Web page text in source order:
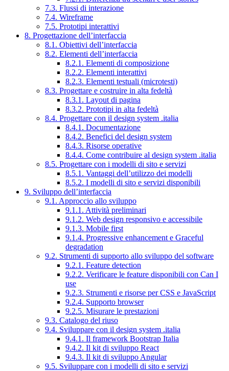
7.3. Flussi di interazione
7.4. Wireframe
7.5. Prototipi interattivi
8. Progettazione dell’interfaccia
8.1. Obiettivi dell’interfaccia
8.2. Elementi dell’interfaccia
8.2.1. Elementi di composizione
8.2.2. Elementi interattivi
8.2.3. Elementi testuali (microtesti)
8.3. Progettare e costruire in alta fedeltà
8.3.1. Layout di pagina
8.3.2. Prototipi in alta fedeltà
8.4. Progettare con il design system .italia
8.4.1. Documentazione
8.4.2. Benefici del design system
8.4.3. Risorse operative
8.4.4. Come contribuire al design system .italia
8.5. Progettare con i modelli di sito e servizi
8.5.1. Vantaggi dell’utilizzo dei modelli
8.5.2. I modelli di sito e servizi disponibili
9. Sviluppo dell’interfaccia
9.1. Approccio allo sviluppo
9.1.1. Attività preliminari
9.1.2. Web design responsivo e accessibile
9.1.3. Mobile first
9.1.4. Progressive enhancement e Graceful
degradation
9.2. Strumenti di supporto allo sviluppo del software
9.2.1. Feature detection
9.2.2. Verificare le feature disponibili con Can I
use
9.2.3. Strumenti e risorse per CSS e JavaScript
9.2.4. Supporto browser
9.2.5. Misurare le prestazioni
9.3. Catalogo del riuso
9.4. Sviluppare con il design system .italia
9.4.1. Il framework Bootstrap Italia
9.4.2. Il kit di sviluppo React
9.4.3. Il kit di sviluppo Angular
9.5. Sviluppare con i modelli di sito e servizi